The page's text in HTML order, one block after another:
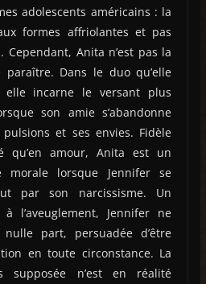
adolescents américains : la
formes affriolantes et pas
Anita n’est pas la
paraître. Dans le duo qu’elle
elle incarne le versant plus
son amie s’abandonne
et ses envies. Fidèle
qu’en amour, Anita est un
morale lorsque Jennifer se
par son narcissisme. Un
l’aveuglement, Jennifer ne
part, persuadée d’être
en toute circonstance. La
supposée n’est en réalité